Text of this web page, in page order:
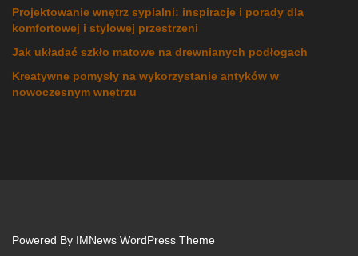
Projektowanie wnętrz sypialni: inspiracje i porady dla
komfortowej i stylowej przestrzeni
Jak układać szkło matowe na drewnianych podłogach
Kreatywne pomysły na wykorzystanie antyków w
nowoczesnym wnętrzu
Powered By IMNews WordPress Theme